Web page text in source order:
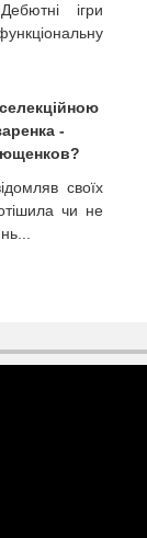
ігри
-
своїх
чи не